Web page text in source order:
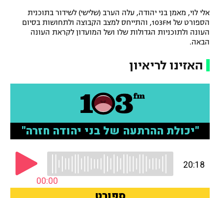
תקנון עבור פעילות ספורט 1 – "מרלן"
גיימינג E-Sports
מדיניות פרטיות
רשיון להקרנה פומבית לבית עסק
הצטרפות לחבילת הערוצים
בייסבול MLB
ספורט אתגרי ואקסטרים
אומנויות לחימה
אלי לוי, מאמן בני יהודה, עלה הערב (שלישי) לשידור בתוכנית
הספורט של 103FM, והתייחס למצב הקבוצה ולתחושות בסיום
העונה ולתוכניות הגדולות שלו ושל המועדון לקראת העונה
הבאה.
האזינו לריאיון